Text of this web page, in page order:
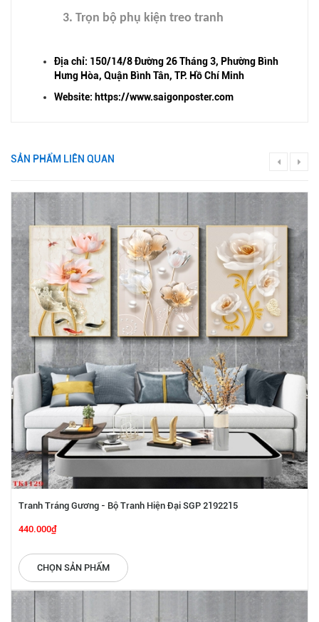
3. Trọn bộ phụ kiện treo tranh
Địa chỉ: 150/14/8 Đường 26 Tháng 3, Phường Bình
Hưng Hòa, Quận Bình Tân, TP. Hồ Chí Minh
Website: https://www.saigonposter.com
SẢN PHẨM LIÊN QUAN
Tranh Tráng Gương - Bộ Tranh Hiện Đại SGP 2192215
440.000₫
CHỌN SẢN PHẨM